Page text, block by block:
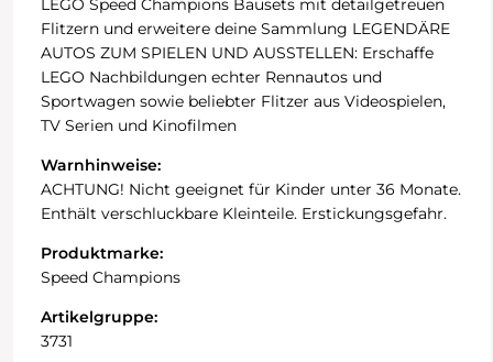
LEGO Speed Champions Bausets mit detailgetreuen
Flitzern und erweitere deine Sammlung LEGENDÄRE
AUTOS ZUM SPIELEN UND AUSSTELLEN: Erschaffe
LEGO Nachbildungen echter Rennautos und
Sportwagen sowie beliebter Flitzer aus Videospielen,
TV Serien und Kinofilmen
Warnhinweise:
ACHTUNG! Nicht geeignet für Kinder unter 36 Monate.
Enthält verschluckbare Kleinteile. Erstickungsgefahr.
Produktmarke:
Speed Champions
Artikelgruppe:
3731